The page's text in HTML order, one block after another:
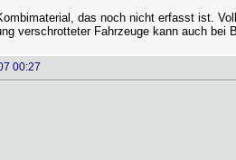
das noch nicht erfasst ist.
verschrotteter Fahrzeuge kann auch bei
00:27